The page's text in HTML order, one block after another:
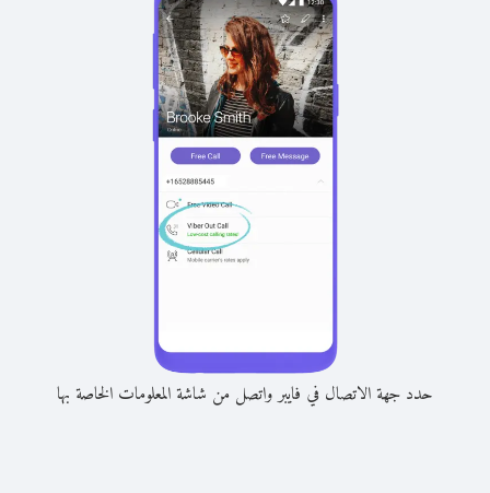
حدد جهة الاتصال في فايبر واتصل من شاشة المعلومات الخاصة بها